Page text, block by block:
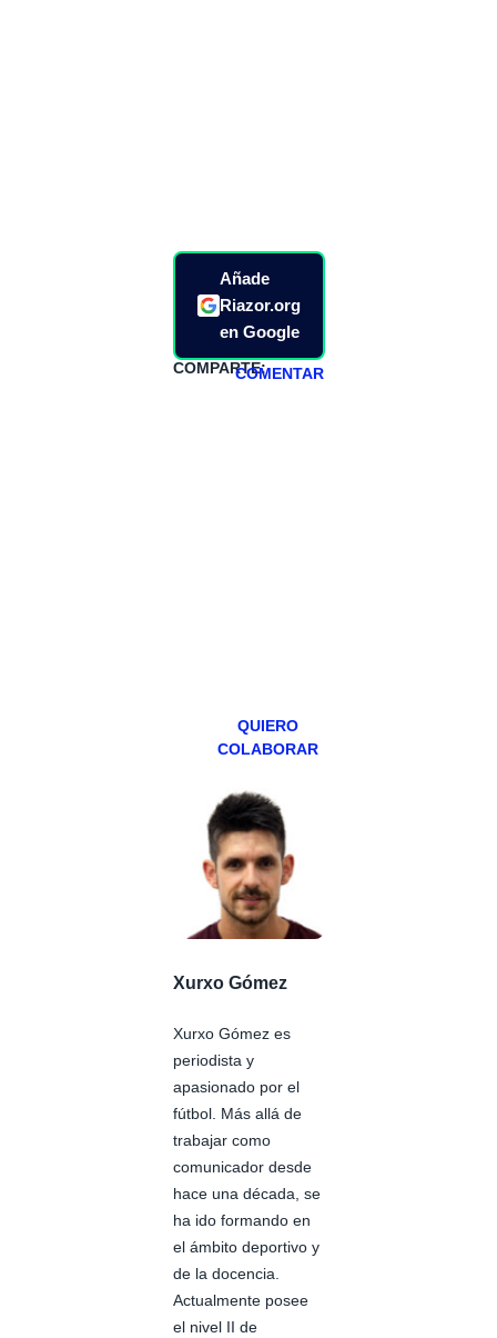
Añade
Riazor.org
en Google
COMPARTE:COMENTAR
QUIERO
COLABORAR
Xurxo Gómez
Xurxo Gómez es
periodista y
apasionado por el
fútbol. Más allá de
trabajar como
comunicador desde
hace una década, se
ha ido formando en
el ámbito deportivo y
de la docencia.
Actualmente posee
el nivel II de